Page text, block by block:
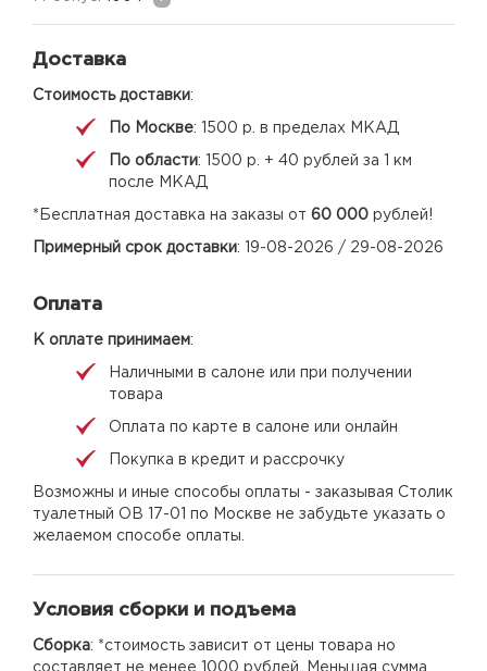
Доставка
Стоимость доставки:
По Москве: 1500 р. в пределах МКАД
По области: 1500 р. + 40 рублей за 1 км
после МКАД
*Бесплатная доставка на заказы от 60 000 рублей!
Примерный срок доставки: 19-08-2026 / 29-08-2026
Оплата
К оплате принимаем:
Наличными в салоне или при получении
товара
Оплата по карте в салоне или онлайн
Покупка в кредит и рассрочку
Возможны и иные способы оплаты - заказывая Столик
туалетный ОВ 17-01 по Москве не забудьте указать о
желаемом способе оплаты.
Условия сборки и подъема
Сборка: *стоимость зависит от цены товара но
составляет не менее 1000 рублей. Меньшая сумма